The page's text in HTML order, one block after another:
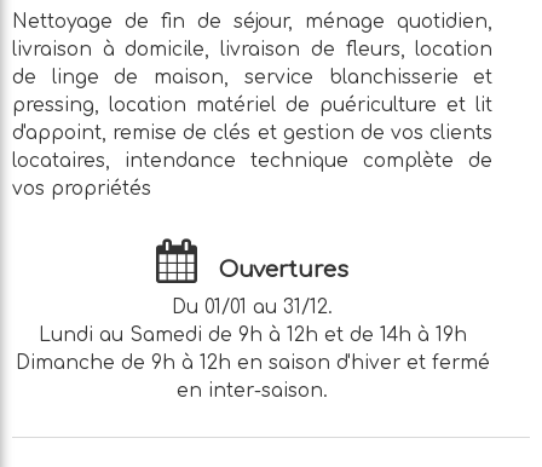
Nettoyage de fin de séjour, ménage quotidien,
livraison à domicile, livraison de fleurs, location
de linge de maison, service blanchisserie et
pressing, location matériel de puériculture et lit
d'appoint, remise de clés et gestion de vos clients
locataires, intendance technique complète de
vos propriétés
Ouvertures
Du 01/01 au 31/12.
Lundi au Samedi de 9h à 12h et de 14h à 19h
Dimanche de 9h à 12h en saison d'hiver et fermé
en inter-saison.